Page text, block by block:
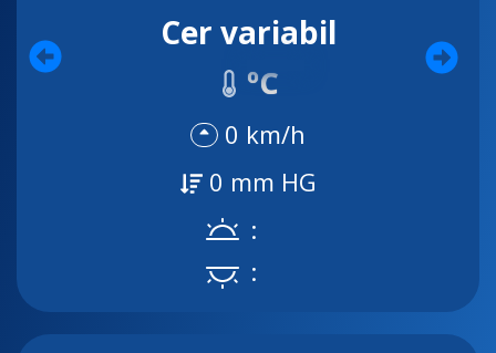
Cer variabil
ºC
0 km/h
0 mm HG
:
: